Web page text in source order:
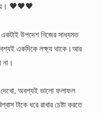
🖤🖤🖤
উপদেশ নিজের সাধ্যমত
অবশ্যই একদিকে লক্ষ্য থাকে।আর
দেখো, অবশ্যই ভালো ফলাফল
টাকে ধরে রাখার চেষ্টা করতে